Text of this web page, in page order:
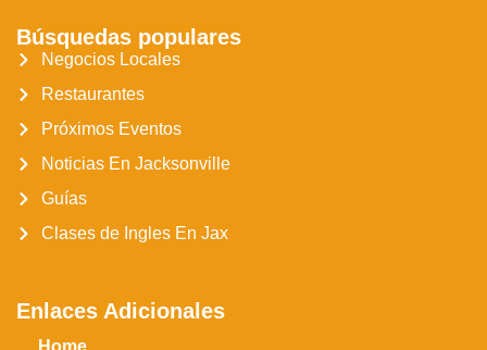
Búsquedas populares
Negocios Locales
Restaurantes
Próximos Eventos
Noticias En Jacksonville
Guías
Clases de Ingles En Jax
Enlaces Adicionales
Home